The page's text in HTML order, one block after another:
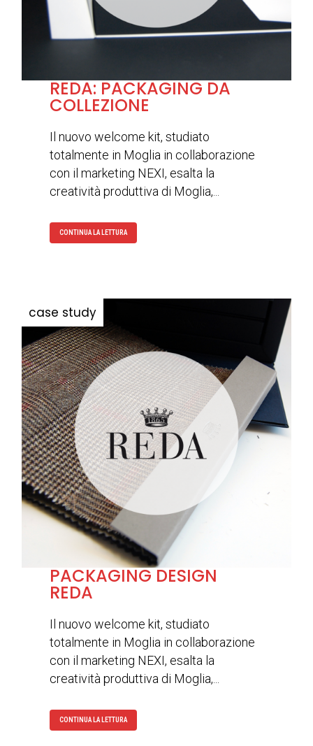
REDA: PACKAGING DA
COLLEZIONE
Il nuovo welcome kit, studiato
totalmente in Moglia in collaborazione
con il marketing NEXI, esalta la
creatività produttiva di Moglia,...
CONTINUA LA LETTURA
PACKAGING DESIGN
REDA
Il nuovo welcome kit, studiato
totalmente in Moglia in collaborazione
con il marketing NEXI, esalta la
creatività produttiva di Moglia,...
CONTINUA LA LETTURA